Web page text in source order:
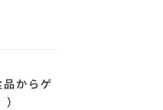
からゲ